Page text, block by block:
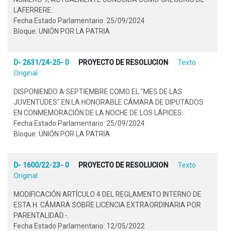
LAFERRERE..
Fecha Estado Parlamentario: 25/09/2024
Bloque: UNIÓN POR LA PATRIA
D- 2631/24-25- 0 PROYECTO DE RESOLUCION
Texto
Original
DISPONIENDO A SEPTIEMBRE COMO EL "MES DE LAS
JUVENTUDES" EN LA HONORABLE CÁMARA DE DIPUTADOS
EN CONMEMORACIÓN DE LA NOCHE DE LOS LÁPICES..
Fecha Estado Parlamentario: 25/09/2024
Bloque: UNIÓN POR LA PATRIA
D- 1600/22-23- 0 PROYECTO DE RESOLUCION
Texto
Original
MODIFICACIÓN ARTÍCULO 4 DEL REGLAMENTO INTERNO DE
ESTA H. CÁMARA SOBRE LICENCIA EXTRAORDINARIA POR
PARENTALIDAD.-.
Fecha Estado Parlamentario: 12/05/2022